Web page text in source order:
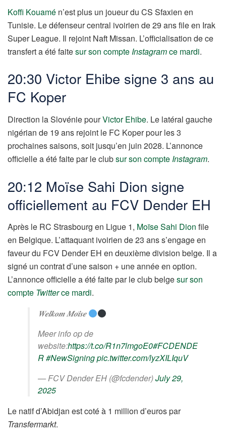
Koffi Kouamé n’est plus un joueur du CS Sfaxien en
Tunisie. Le défenseur central ivoirien de 29 ans file en Irak
Super League. Il rejoint Naft Missan. L’officialisation de ce
transfert a été faitesur son compteInstagramce mardi.
20:30 Victor Ehibe signe 3 ans au
FC Koper
Direction la Slovénie pourVictor Ehibe. Le latéral gauche
nigérian de 19 ans rejoint le FC Koper pour les 3
prochaines saisons, soit jusqu’en juin 2028. L’annonce
officielle a été faite par le clubsur son compteInstagram.
20:12 Moïse Sahi Dion signe
officiellement au FCV Dender EH
Après le RC Strasbourg en Ligue 1, Moïse Sahi Dion file
en Belgique. L’attaquant ivoirien de 23 ans s’engage en
faveur du FCV Dender EH en deuxième division belge. Il a
signé un contrat d’une saison + une année en option.
L’annonce officielle a été faite par le club belgesur son
compte Twitterce mardi.
𝑾𝒆𝒍𝒌𝒐𝒎 𝑴𝒐𝒊̈𝒔𝒆
Meer info op de
website:https://t.co/R1n7lmgoE0#FCDENDE
R#NewSigningpic.twitter.com/lyzXILIquV
— FCV Dender EH (@fcdender)July 29,
2025
Le natif d’Abidjan est coté à 1 million d’euros par
Transfermarkt.